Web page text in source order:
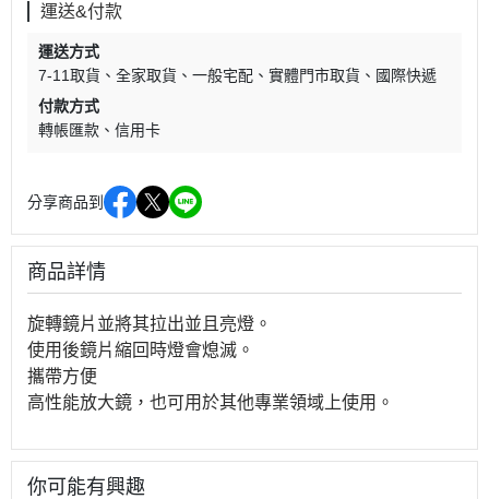
運送&付款
運送方式
7-11取貨
全家取貨 一般宅配 實體門市取貨
國際快遞
付款方式
轉帳匯款
信用卡
分享商品到
商品詳情
旋轉鏡片並將其拉出並且亮燈。
使用後鏡片縮回時燈會熄滅。
攜帶方便
高性能放大鏡，也可用於其他專業領域上使用。
你可能有興趣